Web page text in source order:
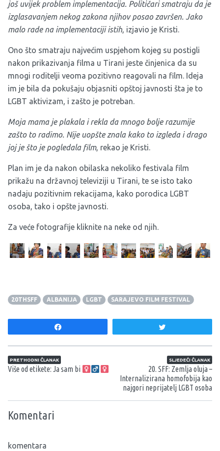
još uvijek problem implementacija. Političari smatraju da je
izglasavanjem nekog zakona njihov posao završen. Jako
malo rade na implementaciji istih, izjavio je Kristi.
Ono što smatraju najvećim uspjehom kojeg su postigli
nakon prikazivanja filma u Tirani jeste činjenica da su
mnogi roditelji veoma pozitivno reagovali na film. Ideja
im je bila da pokušaju objasniti opštoj javnosti šta je to
LGBT aktivizam, i zašto je potreban.
Moja mama je plakala i rekla da mnogo bolje razumije
zašto to radimo. Nije uopšte znala kako to izgleda i drago
joj je što je pogledala film, rekao je Kristi.
Plan im je da nakon obilaska nekoliko festivala film
prikažu na državnoj televiziji u Tirani, te se isto tako
nadaju pozitivnim rekacijama, kako porodica LGBT
osoba, tako i opšte javnosti.
Za veće fotografije kliknite na neke od njih.
20THSFF ALBANIJA LGBT SARAJEVO FILM FESTIVAL
Navigacija članaka
PRETHODNI ČLANAK
Više od etikete: Ja sam bi
SLJEDEĆI ČLANAK
20. SFF: Zemlja oluja –
Internalizirana homofobija kao
najgori neprijatelj LGBT osoba
Komentari
komentara